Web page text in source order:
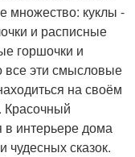
множество: куклы -
и расписные
горшочки и
эти смысловые
на своём
Красочный
в интерьере дома
чудесных сказок.